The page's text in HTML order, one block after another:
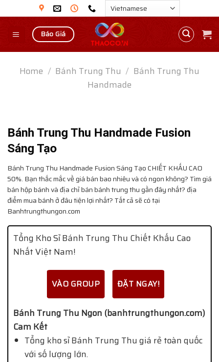
to
content
Báo Giá
Home / Bánh Trung Thu / Bánh Trung Thu
Handmade
Bánh Trung Thu Handmade Fusion
Sáng Tạo
Bánh Trung Thu Handmade Fusion Sáng TạoCHIẾT KHẤU CAO
50%. Bạn thắc mắc về giá bán bao nhiêu và có ngon không? Tìm giá
bán hộp bánh và địa chỉ bán bánh trung thu gần đây nhất? địa
điểm mua bánh ở đâu tiện lợi nhất? Tất cả sẽ có tại
Banhtrungthungon.com
Tổng Kho Sỉ Bánh Trung Thu Chiết Khấu Cao
Nhất Việt Nam!
VÀO GROUP ĐẶT NGAY!
Bánh Trung Thu Ngon (banhtrungthungon.com)
Cam Kết
Tổng kho sỉ Bánh Trung Thu giá rẻ toàn quốc
với số lượng lớn.